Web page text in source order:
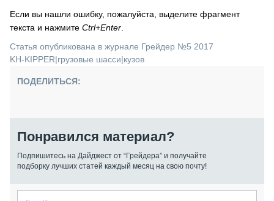
Если вы нашли ошибку, пожалуйста, выделите фрагмент
текста и нажмите Ctrl+Enter
Статья опубликована в журнале Грейдер №5 2017
KH-KIPPER|грузовые шасси|кузов
ПОДЕЛИТЬСЯ:
Понравился материал?
Подпишитесь на Дайджест от “Грейдера” и получайте
подборку лучших статей каждый месяц на свою почту!